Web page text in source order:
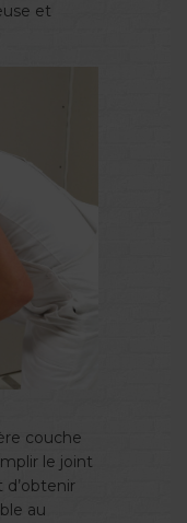
et
couche
le joint
au